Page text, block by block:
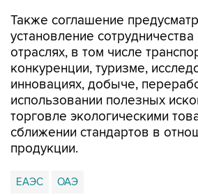
Также соглашение
установление
отраслях, в том числе
конкуренции, туризме,
инновациях, добыче,
использовании полезных
торговле экологическими
сближении стандартов в
продукции.
ЕАЭС ОАЭ